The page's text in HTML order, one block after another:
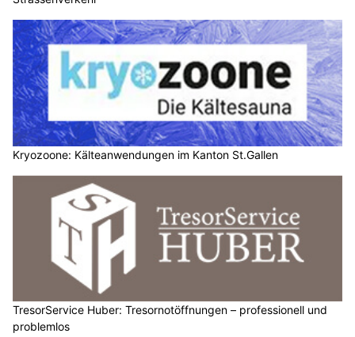
Kryozoone: Kälteanwendungen im Kanton St.Gallen
TresorService Huber: Tresornotöffnungen – professionell und
problemlos